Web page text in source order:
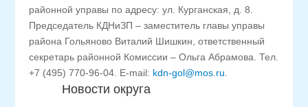
Новости округа
районной управы по адресу: ул. Курганская, д. 8.
Председатель КДНиЗП – заместитель главы управы
района Гольяново Виталий Шишкин, ответственный
секретарь районной Комиссии – Ольга Абрамова. Тел.
+7 (495) 770-96-04. E-mail: kdn-gol@mos.ru